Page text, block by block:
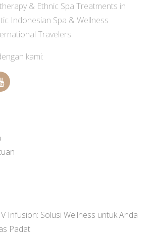
& Ethnic Spa Treatments in
Indonesian Spa & Wellness
Travelers
kami:
Infusion: Solusi Wellness untuk Anda
Padat